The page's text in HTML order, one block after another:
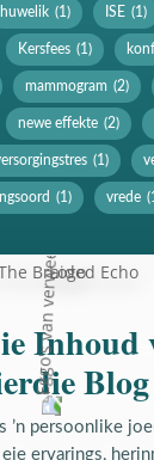
huwelik (1) ISE (1)
Kersfees (1)
mammogram (2)
newe effekte (2)
(1)
(1) vrede
Inhoud
Blog
’n persoonlike
ervarings,